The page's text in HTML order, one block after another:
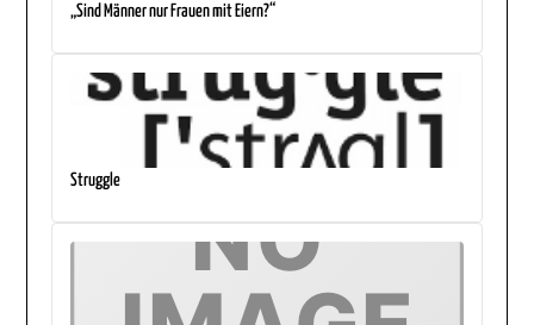
„Sind Männer nur Frauen mit Eiern?“
Struggle